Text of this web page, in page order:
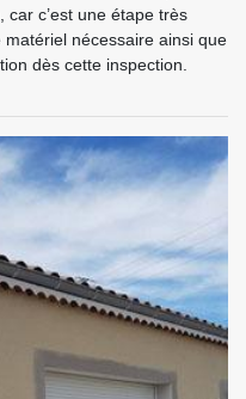
c’est une étape très
nécessaire ainsi que
dès cette inspection.